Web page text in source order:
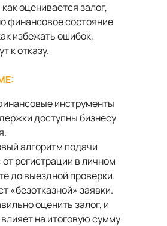
оценивается залог,
финансовое состояние
избежать ошибок,
к отказу.
инструменты
доступны бизнесу
алгоритм подачи
от регистрации в личном
до выездной проверки.
«безотказной» заявки.
оценить залог, и
влияет на итоговую сумму